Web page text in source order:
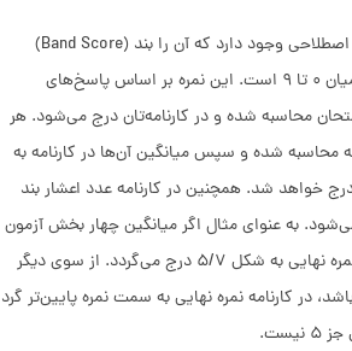
در سیستم نمره دهی آیلتس اصطلاحی وجود دارد که آن را بند (Band Score)
‌می‌نامند. بند آیلتس نمره‌ای میان ۰ تا ۹ است. این نمره بر اساس پاسخ‌های
محاسبه شده و در کارنامه‌تان درج ‌می‌شود. هر
محاسبه شده و سپس میانگین آن‌ها در کارنامه به
خواهد شد. همچنین در کارنامه عدد اعشار بند
به عنوای مثال اگر میانگین چهار بخش آزمون
شما ۲۵/۷ باشد در کارنامه نمره نهایی به شکل ۵/۷ درج ‌می‌گردد. از سوی دیگر
برای مثال نمره شما ۱/۵ باشد، در کارنامه نمره نهایی به سمت نمره پایین‌‌تر گرد